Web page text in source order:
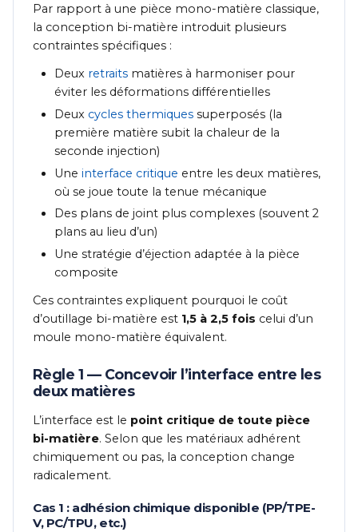
Par rapport à une pièce mono-matière classique,
la conception bi-matière introduit plusieurs
contraintes spécifiques :
Deux retraits matières à harmoniser pour
éviter les déformations différentielles
Deux cycles thermiques superposés (la
première matière subit la chaleur de la
seconde injection)
Uneinterface critique entre les deux matières,
où se joue toute la tenue mécanique
Des plans de joint plus complexes (souvent 2
plans au lieu d’un)
Une stratégie d’éjection adaptée à la pièce
composite
Ces contraintes expliquent pourquoi le coût
d’outillage bi-matière est 1,5 à 2,5 fois celui d’un
moule mono-matière équivalent.
Règle 1 — Concevoir l’interface entre les
deux matières
L’interface est le point critique de toute pièce
bi-matière. Selon que les matériaux adhérent
chimiquement ou pas, la conception change
radicalement.
Cas 1 : adhésion chimique disponible (PP/TPE-
V, PC/TPU, etc.)